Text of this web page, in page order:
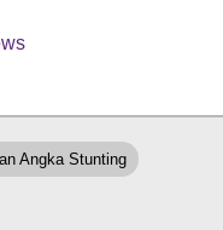
Angka Stunting